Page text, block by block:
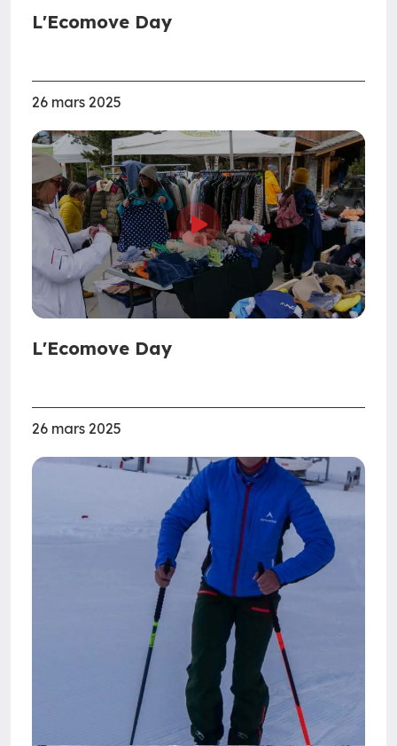
L'Ecomove Day
26 mars 2025
L'Ecomove Day
26 mars 2025